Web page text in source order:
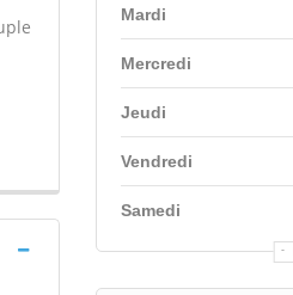
Mardi
Mercredi
Jeudi
Vendredi
Samedi